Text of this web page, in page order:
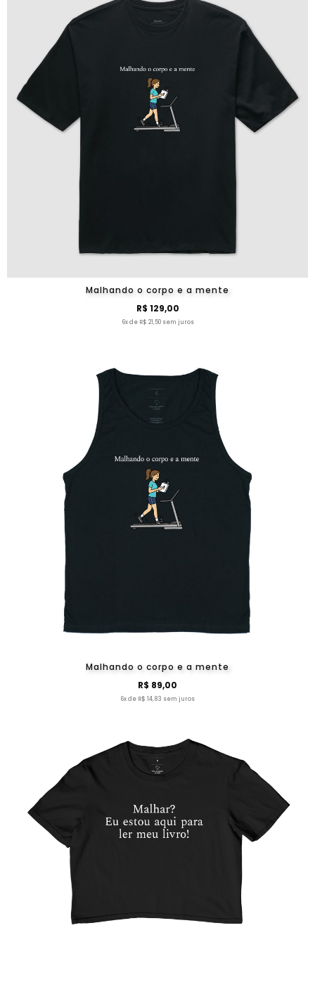
Malhando o corpo e a mente
R$ 129,00
6x de R$ 21,50 sem juros
Malhando o corpo e a mente
R$ 89,00
6x de R$ 14,83 sem juros